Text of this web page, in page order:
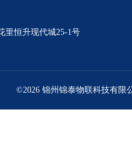
里恒升现代城25-1号
©2026 锦州锦泰物联科技有限